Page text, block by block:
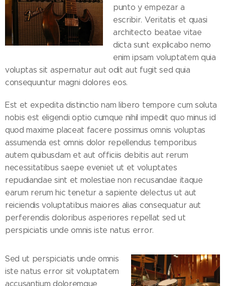
punto y empezar a
escribir. Veritatis et quasi
architecto beatae vitae
dicta sunt explicabo nemo
enim ipsam voluptatem quia
voluptas sit aspernatur aut odit aut fugit sed quia
consequuntur magni dolores eos.
Est et expedita distinctio nam libero tempore cum soluta
nobis est eligendi optio cumque nihil impedit quo minus id
quod maxime placeat facere possimus omnis voluptas
assumenda est omnis dolor repellendus temporibus
autem quibusdam et aut officiis debitis aut rerum
necessitatibus saepe eveniet ut et voluptates
repudiandae sint et molestiae non recusandae itaque
earum rerum hic tenetur a sapiente delectus ut aut
reiciendis voluptatibus maiores alias consequatur aut
perferendis doloribus asperiores repellat sed ut
perspiciatis unde omnis iste natus error.
Sed ut perspiciatis unde omnis
iste natus error sit voluptatem
accusantium doloremque